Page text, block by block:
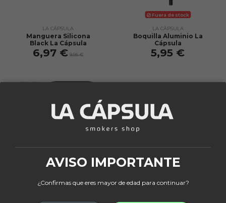
LA CÁPSULA
Manguera Silicona
Black La Cápsula
6,97 € 9,95 €
Fuera de stock
LA CÁPSULA
Boquilla Aluminio La
Cápsula
5,95 €
AVISO IMPORTANTE
¿Confirmas que eres mayor de edad para continuar?